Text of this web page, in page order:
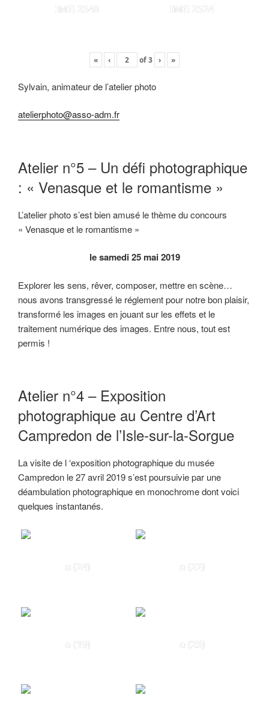
IMG 2548 IMG 2524
« ‹ of3 › »
Sylvain, animateur de l’atelier photo
atelierphoto@asso-adm.fr
Atelier n°5 – Un défi photographique
: « Venasque et le romantisme »
L’atelier photo s’est bien amusé le thème du concours
« Venasque et le romantisme »
le samedi 25 mai 2019
Explorer les sens, rêver, composer, mettre en scène…
nous avons transgressé le réglement pour notre bon plaisir,
transformé les images en jouant sur les effets et le
traitement numérique des images. Entre nous, tout est
permis !
Atelier n°4 – Exposition
photographique au Centre d’Art
Campredon de l’Isle-sur-la-Sorgue
La visite de l ‘exposition photographique du musée
Campredon le 27 avril 2019 s’est poursuivie par une
déambulation photographique en monochrome dont voici
quelques instantanés.
a (24) a (22)
a (19) a (23)